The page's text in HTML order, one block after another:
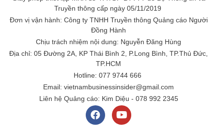
Truyền thông cấp ngày 05/11/2019
Đơn vị vận hành: Công ty TNHH Truyền thông Quảng cáo Người
Đồng Hành
Chịu trách nhiệm nội dung: Nguyễn Đăng Hùng
Địa chỉ: 05 Đường 2A, KP Thái Bình 2, P.Long Bình, TP.Thủ Đức,
TP.HCM
Hotline: 077 9744 666
Email: vietnambusinessinsider@gmail.com
Liên hệ Quảng cáo: Kim Diệu - 078 992 2345